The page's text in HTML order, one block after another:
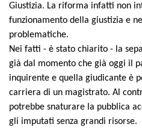
Giustizia. La riforma infatti non
funzionamento della giustizia e
problematiche.
Nei fatti - è stato chiarito - la
già dal momento che già oggi il
inquirente e quella giudicante è
carriera di un magistrato. Al
potrebbe snaturare la pubblica
gli imputati senza grandi risorse.